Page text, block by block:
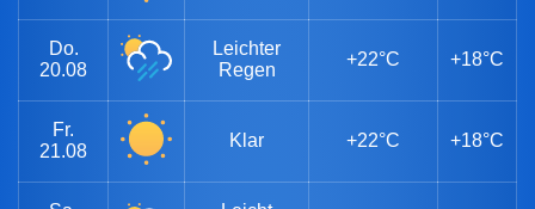
Do.
20.08
Leichter
Regen
+22°C +18°C
Fr.
21.08
Klar +22°C +18°C